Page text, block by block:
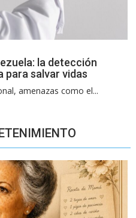
la detección
para salvar vidas
amenazas como el...